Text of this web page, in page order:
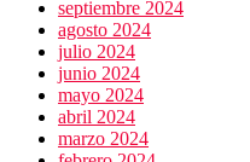
septiembre 2024
agosto 2024
julio 2024
junio 2024
mayo 2024
abril 2024
marzo 2024